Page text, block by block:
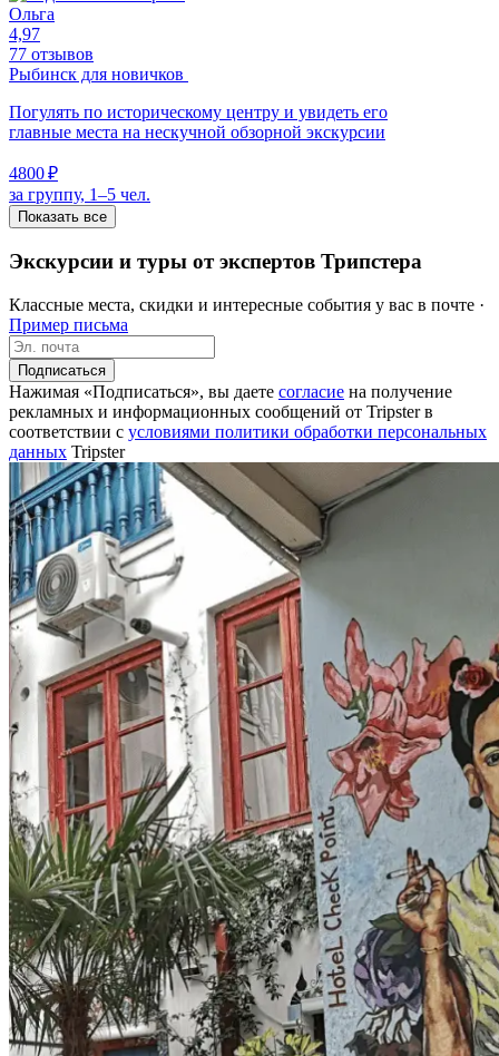
Ольга
4,97
77 отзывов
Рыбинск для новичков
Погулять по историческому центру и увидеть его
главные места на нескучной обзорной экскурсии
4800 ₽
за группу, 1–5 чел.
Показать все
Экскурсии и туры от экспертов Трипстера
Классные места, скидки и интересные события у вас в почте ·
Пример письма
Подписаться
Нажимая «Подписаться», вы даете согласие на получение
рекламных и информационных сообщений от Tripster в
соответствии c условиями политики обработки персональных
данных Tripster